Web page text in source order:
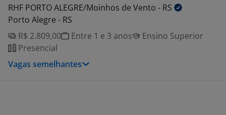
RHF PORTO ALEGRE/Moinhos de Vento - RS
Porto Alegre - RS
R$ 2.809,00
Entre 1 e 3 anos
Ensino Superior
Presencial
Vagas semelhantes